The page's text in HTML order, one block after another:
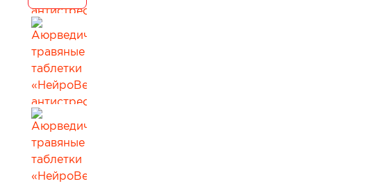
Для работы мозга и памяти
Активное долголетие
Для кожи, волос и ногтей
Для женского здоровья
Для мужского здоровья
Для детского здоровья
При диабете
Для мочеполовой системы